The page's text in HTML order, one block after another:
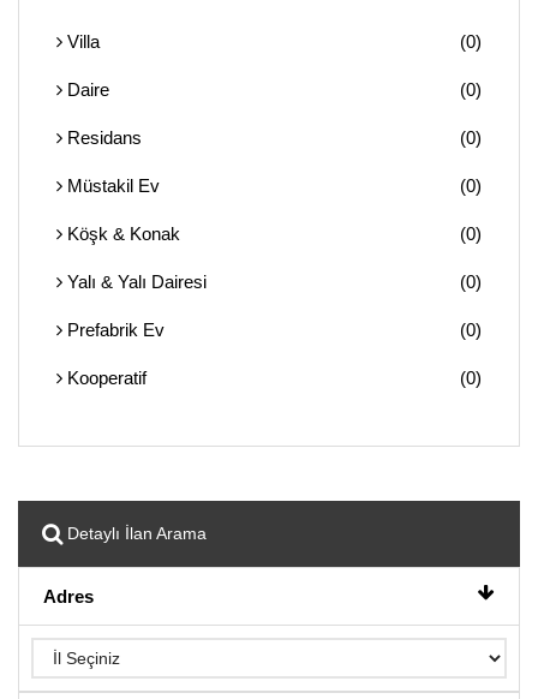
Villa (0)
Daire (0)
Residans (0)
Müstakil Ev (0)
Köşk & Konak (0)
Yalı & Yalı Dairesi (0)
Prefabrik Ev (0)
Kooperatif (0)
Detaylı İlan Arama
Adres